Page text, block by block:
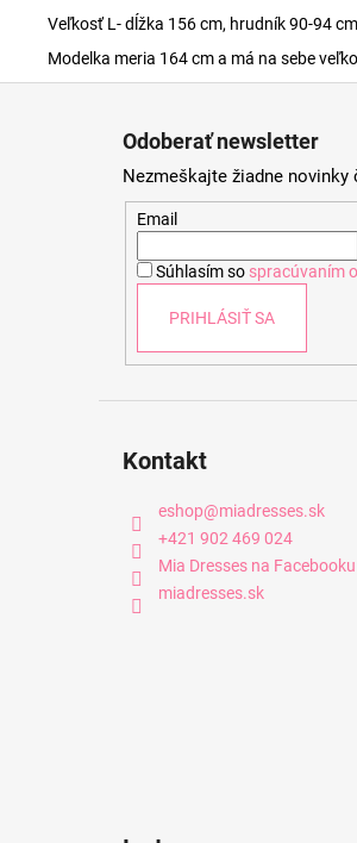
Veľkosť L- dĺžka 156 cm, hrudník 90-94
Modelka meria 164 cm a má na sebe
Odoberať newsletter
Nezmeškajte žiadne novinky
Email
Súhlasím so spracúvaním
PRIHLÁSIŤ SA
Kontakt
eshop@miadresses.sk
+421 902 469 024
Mia Dresses na Facebooku
miadresses.sk